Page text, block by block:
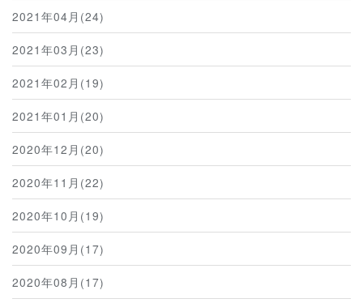
2021年04月(24)
2021年03月(23)
2021年02月(19)
2021年01月(20)
2020年12月(20)
2020年11月(22)
2020年10月(19)
2020年09月(17)
2020年08月(17)